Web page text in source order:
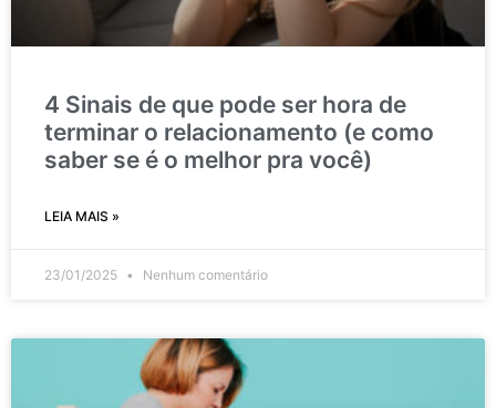
4 Sinais de que pode ser hora de
terminar o relacionamento (e como
saber se é o melhor pra você)
LEIA MAIS »
23/01/2025 Nenhum comentário